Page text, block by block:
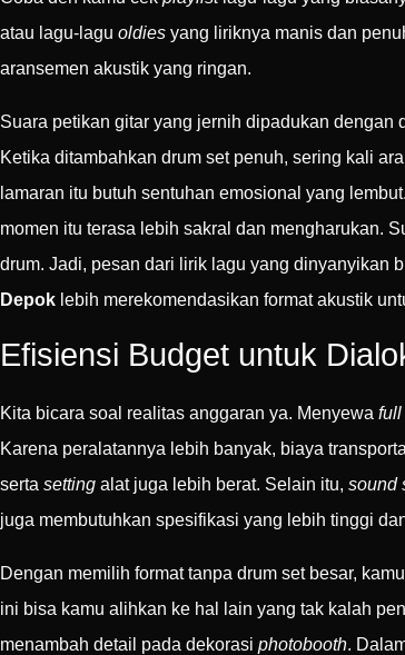
atau lagu-lagu oldies yang liriknya manis dan
aransemen akustik yang ringan.
Suara petikan gitar yang jernih dipadukan dengan
Ketika ditambahkan drum set penuh, sering kali
lamaran itu butuh sentuhan emosional yang
momen itu terasa lebih sakral dan mengharukan.
drum. Jadi, pesan dari lirik lagu yang dinyanyikan
Depok lebih merekomendasikan format akustik
Efisiensi Budget untuk
Kita bicara soal realitas anggaran ya. Menyewa full
Karena peralatannya lebih banyak, biaya
serta setting alat juga lebih berat. Selain itu, sound
juga membutuhkan spesifikasi yang lebih tinggi
Dengan memilih format tanpa drum set besar,
ini bisa kamu alihkan ke hal lain yang tak kalah
menambah detail pada dekorasi photobooth.